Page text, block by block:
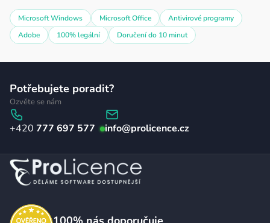
Microsoft Windows Microsoft Office
Antivirové programy
Adobe
100% legální Doručení do 10 minut
t
Potřebujete poradit?
Ozvěte se nám
777 697 577 info@prolicence.cz